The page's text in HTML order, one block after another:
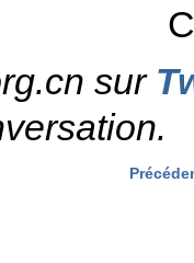
sur